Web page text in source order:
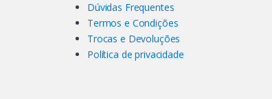
Dúvidas Frequentes
Termos e Condições
Trocas e Devoluções
Política de privacidade